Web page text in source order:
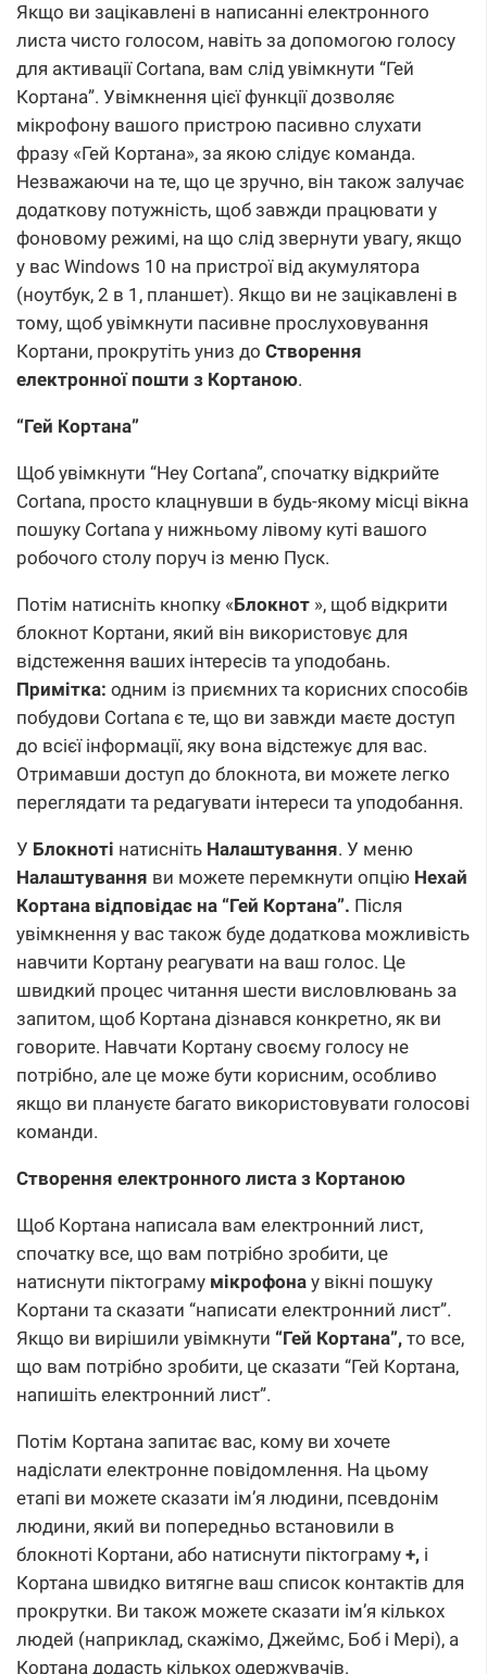
Якщо ви зацікавлені в написанні електронного
листа чисто голосом, навіть за допомогою голосу
для активації Cortana, вам слід увімкнути “Гей
Кортана”. Увімкнення цієї функції дозволяє
мікрофону вашого пристрою пасивно слухати
фразу «Гей Кортана», за якою слідує команда.
Незважаючи на те, що це зручно, він також залучає
додаткову потужність, щоб завжди працювати у
фоновому режимі, на що слід звернути увагу, якщо
у вас Windows 10 на пристрої від акумулятора
(ноутбук, 2 в 1, планшет). Якщо ви не зацікавлені в
тому, щоб увімкнути пасивне прослуховування
Кортани, прокрутіть униз до Створення
електронної пошти з Кортаною.
“Гей Кортана”
Щоб увімкнути “Hey Cortana”, спочатку відкрийте
Cortana, просто клацнувши в будь-якому місці вікна
пошуку Cortana у нижньому лівому куті вашого
робочого столу поруч із меню Пуск.
Потім натисніть кнопку «Блокнот », щоб відкрити
блокнот Кортани, який він використовує для
відстеження ваших інтересів та уподобань.
Примітка: одним із приємних та корисних способів
побудови Cortana є те, що ви завжди маєте доступ
до всієї інформації, яку вона відстежує для вас.
Отримавши доступ до блокнота, ви можете легко
переглядати та редагувати інтереси та уподобання.
У Блокноті натисніть Налаштування. У меню
Налаштування ви можете перемкнути опцію Нехай
Кортана відповідає на “Гей Кортана”. Після
увімкнення у вас також буде додаткова можливість
навчити Кортану реагувати на ваш голос. Це
швидкий процес читання шести висловлювань за
запитом, щоб Кортана дізнався конкретно, як ви
говорите. Навчати Кортану своєму голосу не
потрібно, але це може бути корисним, особливо
якщо ви плануєте багато використовувати голосові
команди.
Створення електронного листа з Кортаною
Щоб Кортана написала вам електронний лист,
спочатку все, що вам потрібно зробити, це
натиснути піктограму мікрофона у вікні пошуку
Кортани та сказати “написати електронний лист”.
Якщо ви вирішили увімкнути “Гей Кортана”, то все,
що вам потрібно зробити, це сказати “Гей Кортана,
напишіть електронний лист”.
Потім Кортана запитає вас, кому ви хочете
надіслати електронне повідомлення. На цьому
етапі ви можете сказати ім’я людини, псевдонім
людини, який ви попередньо встановили в
блокноті Кортани, або натиснути піктограму +, і
Кортана швидко витягне ваш список контактів для
прокрутки. Ви також можете сказати ім’я кількох
людей (наприклад, скажімо, Джеймс, Боб і Мері), а
Кортана додасть кількох одержувачів.